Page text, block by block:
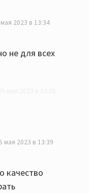
спорно... У меня
завести
подготовку
целаны
думаю, так что
напольников...
2023 в 13:34
не для всех
не претензию :)
мая 2023 в 13:39
качество